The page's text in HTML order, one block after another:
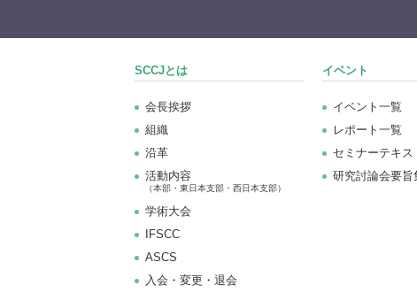
SCCJとは
会長挨拶
組織
沿革
活動内容
（本部・東日本支部・西日本支部）
学術大会
IFSCC
ASCS
⼊会・変更・退会
イベント
イベント一覧
レポート一覧
セミナーテキス
研究討論会要旨